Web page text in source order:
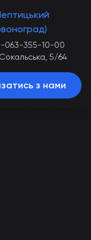
063-355-10-00
5/64
з нами